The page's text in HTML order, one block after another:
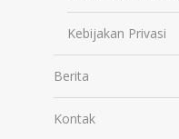
Kebijakan Privasi
Berita
Kontak